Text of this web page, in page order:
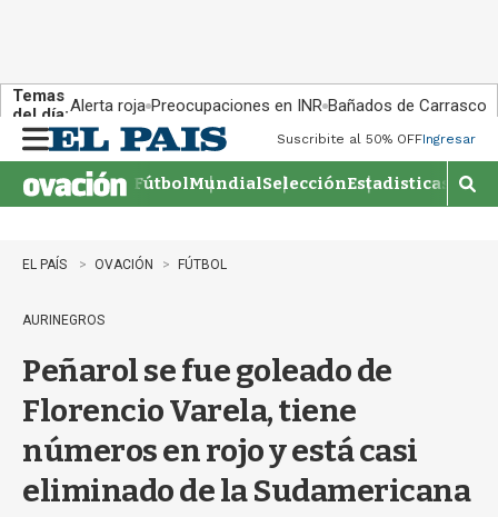
Temas
del día:Alerta roja Preocupaciones en INR Bañados de Carrasco
n
u
Suscribite al 50% OFFIngresar
FútbolMundialSelecciónEstadisticas
M
o
d
a
EL PAÍS OVACIÓN FÚTBOL
AURINEGROS
Peñarol se fue goleado de
Florencio Varela, tiene
números en rojo y está casi
eliminado de la Sudamericana